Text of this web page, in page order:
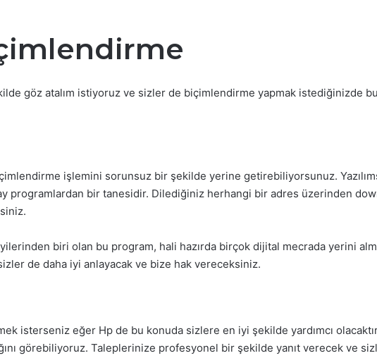
göz atalım istiyoruz ve sizler de biçimlendirme yapmak istediğinizde
işlemini sorunsuz bir şekilde yerine getirebiliyorsunuz.
programlardan bir tanesidir. Dilediğiniz herhangi bir adres üzerinden
biri olan bu program, hali hazırda birçok dijital mecrada yerini
de daha iyi anlayacak ve bize hak vereceksiniz.
isterseniz eğer Hp de bu konuda sizlere en iyi şekilde yardımcı olacaktır.
görebiliyoruz. Taleplerinize profesyonel bir şekilde yanıt verecek ve